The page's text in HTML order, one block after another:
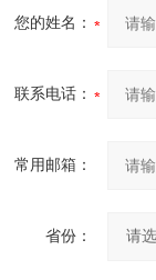
您的姓名：
联系电话：
常用邮箱：
省份：